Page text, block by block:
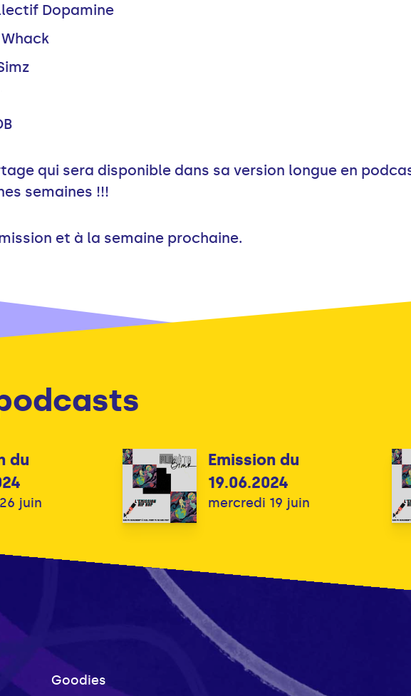
Dopamine
qui sera disponible dans sa version longue en
semaines !!!
et à la semaine prochaine.
du
juin
Emission du
19.06.2024
mercredi 19 juin
Goodies